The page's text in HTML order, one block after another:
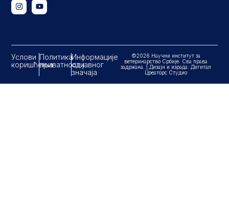
Услови
коришћења
Политика
приватности
Информације
од јавног
значаја
©2026 Научни институт за
ветеринарство Србије. Сва права
задржана. | Дизајн и израда: Дигитал
Цреаторс Студио